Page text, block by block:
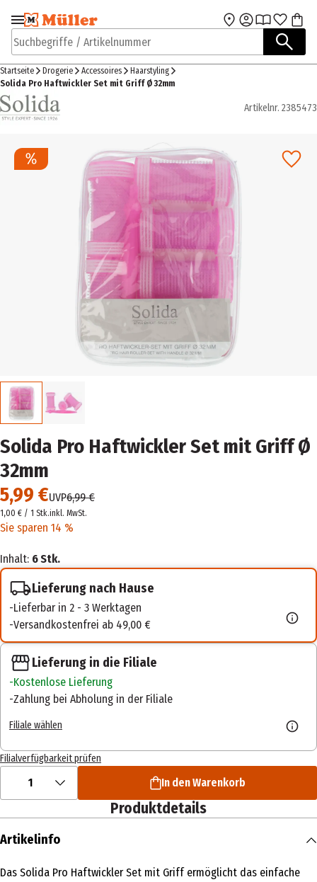
Zur Navigation
springen
Zum Hauptinhalt
Suchbegriffe / Artikelnummer
Startseite Drogerie Accessoires
Haarstyling
Solida Pro Haftwickler Set mit Griff Ø 32mm
Artikelnr. 2385473
Solida Pro Haftwickler Set mit Griff Ø
32mm
5,99 €UVP6,99 €
1,00 € / 1 Stk.inkl. MwSt.
Sie sparen 14 %
Inhalt: 6 Stk.
Lieferung nach Hause
Lieferbar in 2 - 3 Werktagen
Versandkostenfrei ab 49,00 €
Lieferung in die Filiale
Kostenlose Lieferung
Zahlung bei Abholung in der Filiale
Filiale wählen
Filialverfügbarkeit prüfen
1 In den Warenkorb
Produktdetails
Artikelinfo
Das Solida Pro Haftwickler Set mit Griff ermöglicht das einfache